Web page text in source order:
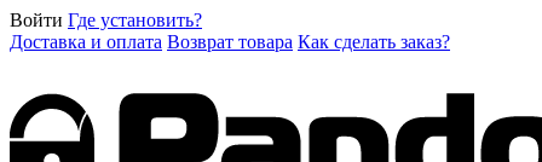
Войти Где установить?
Доставка и оплата Возврат товара Как сделать заказ?